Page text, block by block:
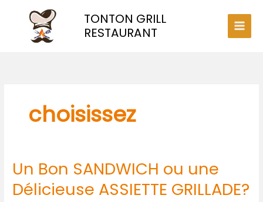
TONTON GRILL
RESTAURANT
choisissez
Un Bon SANDWICH ou une
Délicieuse ASSIETTE GRILLADE?
Un
Bon
SANDWICH